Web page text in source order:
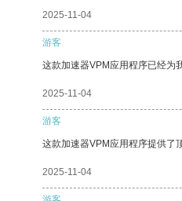
2025-11-04
游客
这款加速器VPM应用程序已经为
2025-11-04
游客
这款加速器VPM应用程序提供了
2025-11-04